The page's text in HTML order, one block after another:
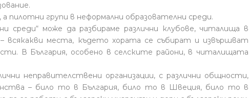
пилотни групи в неформални образователни среди.
среди“ може да разбираме различни клубове, читалища в
всякакви места, където хората се събират и извършват
В България, особено в селските райони, в читалищата
неправителствени организации, с различни общности,
– било то в България, било то в Швеция, било то в